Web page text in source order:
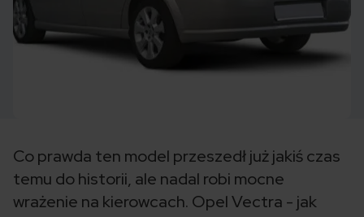
Co prawda ten model przeszedł już jakiś czas
temu do historii, ale nadal robi mocne
wrażenie na kierowcach. Opel Vectra - jak